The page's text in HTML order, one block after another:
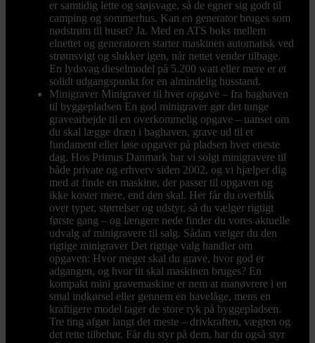
er samtidig lette og støjsvage, så de egner sig godt til
camping og sommerhus. Kan en generator bruges som
nødstrøm til huset? Ja. Med en ATS boks mellem
elnettet og generatoren starter maskinen automatisk ved
strømsvigt og slukker igen, når nettet vender tilbage.
En lydsvag dieselmodel på 5.200 watt eller mere er et
solidt udgangspunkt for en almindelig husstand.
Minigraver Minigraver til hver opgave – fra baghaven
til byggepladsen En god minigraver gør det tunge
gravearbejde til en overkommelig opgave – uanset om
du skal lægge dræn i baghaven, grave ud til et
fundament eller løse opgaver på pladsen hver eneste
dag. Hos Primus Danmark har vi solgt minigravere til
både private og erhverv siden 2002, og vi hjælper dig
med at finde en maskine, der passer til opgaven og
ikke koster mere, end den skal. Her får du overblik
over typer, størrelser og udstyr, så du vælger rigtigt
første gang – og længere nede finder du vores aktuelle
udvalg af minigravere til salg. Sådan vælger du den
rigtige minigraver Det rigtige valg handler om
opgaven: Hvor meget skal du grave, hvor god er
adgangen, og hvor tit skal maskinen bruges? En
kompakt mini gravemaskine er nem at manøvrere i en
smal indkørsel eller gennem en havelåge, mens en
kraftigere model tager de store ryk på byggepladsen.
Tre ting afgør langt det meste – drivkraften, vægten og
det rette tilbehør. Får du styr på dem, har du også styr